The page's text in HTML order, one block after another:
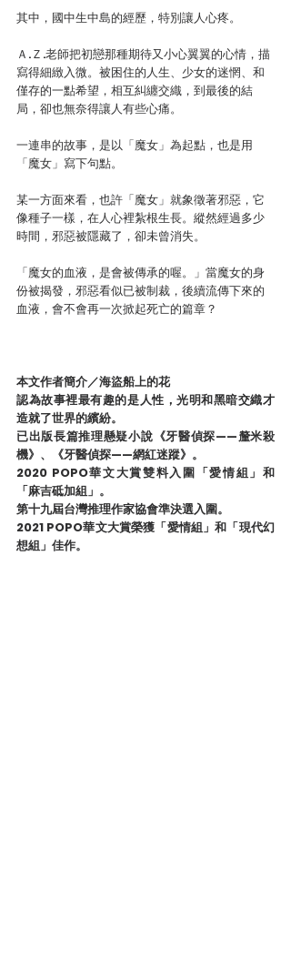
其中，國中生中島的經歷，特別讓人心疼。
Ａ.Ｚ.老師把初戀那種期待又小心翼翼的心情，描
寫得細緻入微。被困住的人生、少女的迷惘、和
僅存的一點希望，相互糾纏交織，到最後的結
局，卻也無奈得讓人有些心痛。
一連串的故事，是以「魔女」為起點，也是用
「魔女」寫下句點。
某一方面來看，也許「魔女」就象徵著邪惡，它
像種子一樣，在人心裡紮根生長。縱然經過多少
時間，邪惡被隱藏了，卻未曾消失。
「魔女的血液，是會被傳承的喔。」當魔女的身
份被揭發，邪惡看似已被制裁，後續流傳下來的
血液，會不會再一次掀起死亡的篇章？
本文作者簡介／海盜船上的花
認為故事裡最有趣的是人性，光明和黑暗交織才
造就了世界的繽紛。
已出版長篇推理懸疑小說《牙醫偵探——釐米殺
機》、《牙醫偵探——網紅迷蹤》。
2020 POPO華文大賞雙料入圍「愛情組」和
「麻吉砥加組」。
第十九屆台灣推理作家協會準決選入圍。
2021 POPO華文大賞榮獲「愛情組」和「現代幻
想組」佳作。